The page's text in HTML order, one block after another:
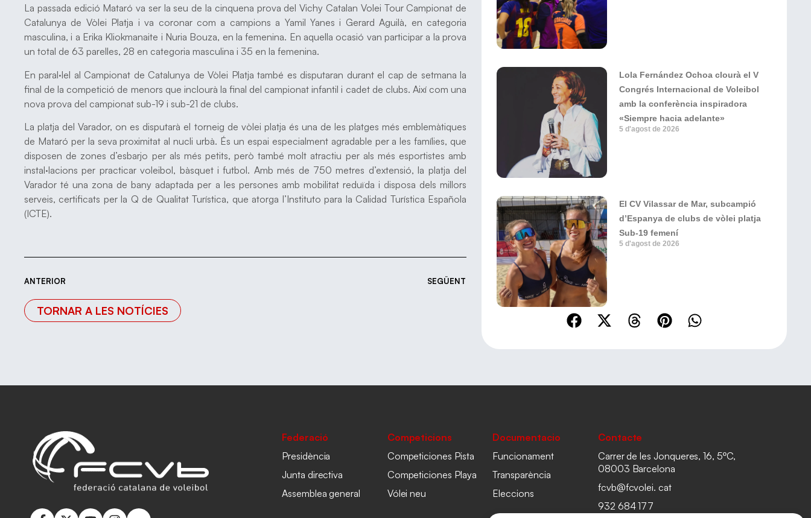
La passada edició Mataró va ser la seu de la cinquena prova del Vichy Catalan Volei Tour Campionat de
Catalunya de Vòlei Platja i va coronar com a campions a Yamil Yanes i Gerard Aguilà, en categoria
masculina, i a Erika Kliokmanaite i Nuria Bouza, en la femenina. En aquella ocasió van participar a la prova
un total de 63 parelles, 28 en categoria masculina i 35 en la femenina.
En paral·lel al Campionat de Catalunya de Vòlei Platja també es disputaran durant el cap de setmana la
final de la competició de menors que inclourà la final del campionat infantil i cadet de clubs. Així com una
nova prova del campionat sub-19 i sub-21 de clubs.
La platja del Varador, on es disputarà el torneig de vòlei platja és una de les platges més emblemàtiques
de Mataró per la seva proximitat al nucli urbà. És un espai especialment agradable per a les famílies, que
disposen de zones d’esbarjo per als més petits, però també molt atractiu per als més esportistes amb
instal·lacions per practicar voleibol, bàsquet i futbol. Amb més de 750 metres d’extensió, la platja del
Varador té una zona de bany adaptada per a les persones amb mobilitat reduïda i disposa dels millors
serveis, certificats per la Q de Qualitat Turística, que atorga l’Instituto para la Calidad Turística Española
(ICTE).
ANTERIOR SEGÜENT
TORNAR A LES NOTÍCIES
Lola Fernández Ochoa clourà el V
Congrés Internacional de Voleibol
amb la conferència inspiradora
«Siempre hacia adelante»
5 d'agost de 2026
El CV Vilassar de Mar, subcampió
d’Espanya de clubs de vòlei platja
Sub-19 femení
5 d'agost de 2026
Federació
Presidència
Junta directiva
Assemblea general
Competicions
Competiciones Pista
Competiciones Playa
Vólei neu
Documentacio
Funcionament
Transparència
Eleccions
Contacte
Carrer de les Jonqueres, 16, 5ºC,
08003 Barcelona
fcvb@fcvolei. cat
932 684 177